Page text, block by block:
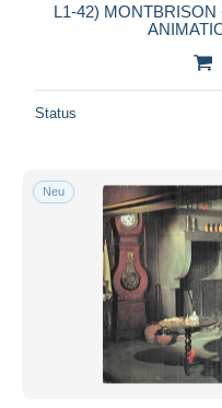
L1-42)
Status
Neu